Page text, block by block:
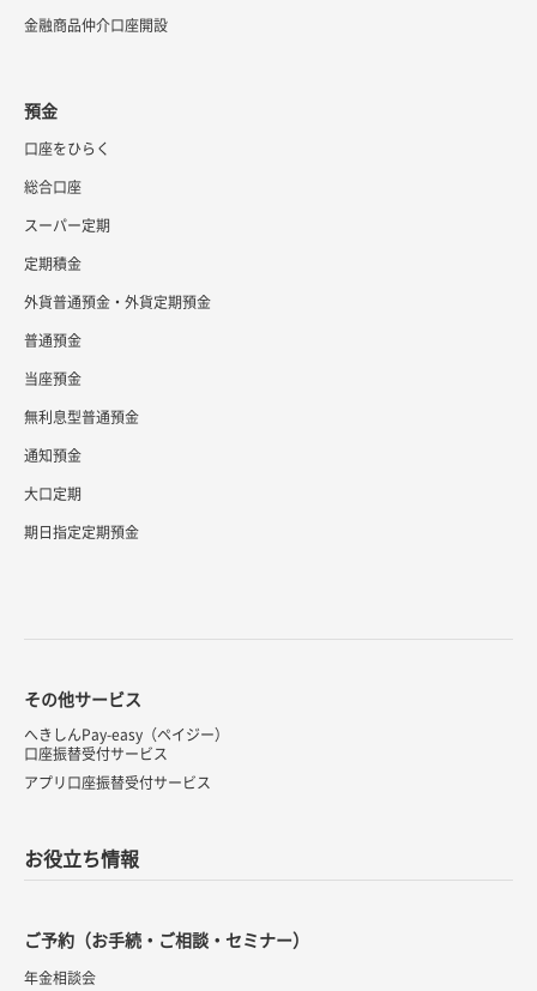
金融商品仲介口座開設
預金
口座をひらく
総合口座
スーパー定期
定期積金
外貨普通預金・外貨定期預金
普通預金
当座預金
無利息型普通預金
通知預金
大口定期
期日指定定期預金
その他サービス
へきしんPay-easy（ペイジー）
口座振替受付サービス
アプリ口座振替受付サービス
お役立ち情報
ご予約（お手続・ご相談・セミナー）
年金相談会